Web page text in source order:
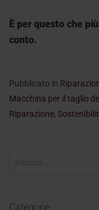
È per questo che
conto.
Pubblicato in
Macchina per il taglio
Riparazione,
Categorie